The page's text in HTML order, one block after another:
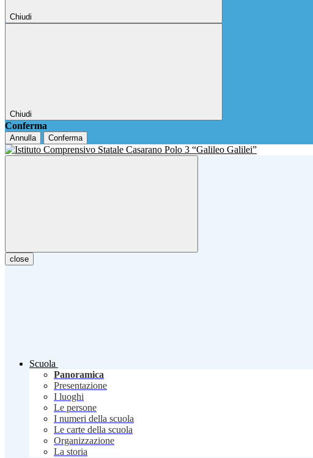
Chiudi
Chiudi
Conferma
Annulla Conferma
close
Scuola
Panoramica
Presentazione
I luoghi
Le persone
I numeri della scuola
Le carte della scuola
Organizzazione
La storia